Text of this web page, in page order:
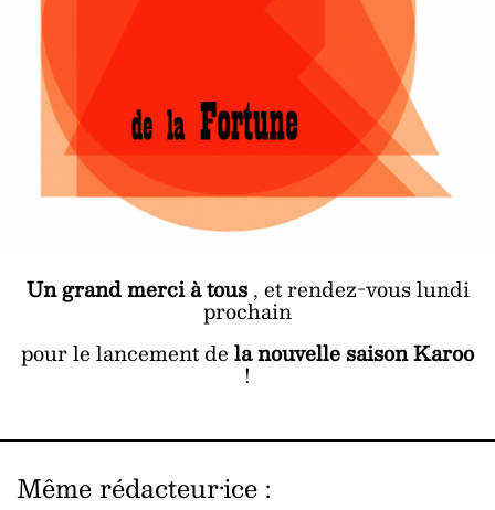
Un grand merci à tous, et rendez-vous lundi
prochain
pour le lancement dela nouvelle saison Karoo
!
Même rédacteur·ice :